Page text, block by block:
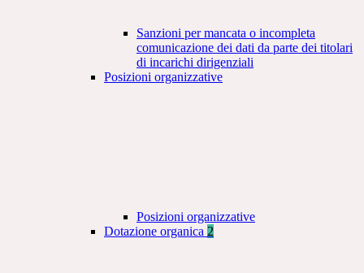
Sanzioni per mancata o incompleta
comunicazione dei dati da parte dei titolari
di incarichi dirigenziali
Posizioni organizzative
Posizioni organizzative
Dotazione organica 2